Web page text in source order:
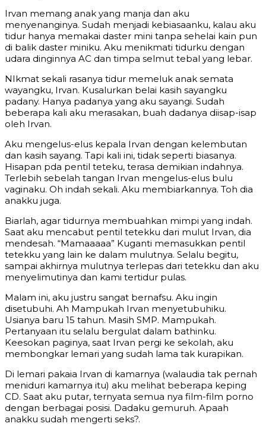
Irvan memang anak yang manja dan aku
menyenanginya. Sudah menjadi kebiasaanku, kalau aku
tidur hanya memakai daster mini tanpa sehelai kain pun
di balik daster miniku. Aku menikmati tidurku dengan
udara dinginnya AC dan timpa selmut tebal yang lebar.
NIkmat sekali rasanya tidur memeluk anak semata
wayangku, Irvan. Kusalurkan belai kasih sayangku
padany. Hanya padanya yang aku sayangi. Sudah
beberapa kali aku merasakan, buah dadanya diisap-isap
oleh Irvan.
Aku mengelus-elus kepala Irvan dengan kelembutan
dan kasih sayang. Tapi kali ini, tidak seperti biasanya.
Hisapan pda pentil teteku, terasa demikian indahnya.
Terlebih sebelah tangan Irvan mengelus-elus bulu
vaginaku. Oh indah sekali. Aku membiarkannya. Toh dia
anakku juga.
Biarlah, agar tidurnya membuahkan mimpi yang indah.
Saat aku mencabut pentil tetekku dari mulut Irvan, dia
mendesah. “Mamaaaaa” Kuganti memasukkan pentil
tetekku yang lain ke dalam mulutnya. Selalu begitu,
sampai akhirnya mulutnya terlepas dari tetekku dan aku
menyelimutinya dan kami tertidur pulas.
Malam ini, aku justru sangat bernafsu. Aku ingin
disetubuhi. Ah Mampukah Irvan menyetubuhiku.
Usianya baru 15 tahun. Masih SMP. Mampukah.
Pertanyaan itu selalu bergulat dalam bathinku.
Keesokan paginya, saat Irvan pergi ke sekolah, aku
membongkar lemari yang sudah lama tak kurapikan.
Di lemari pakaia Irvan di kamarnya (walaudia tak pernah
meniduri kamarnya itu) aku melihat beberapa keping
CD. Saat aku putar, ternyata semua nya film-film porno
dengan berbagai posisi. Dadaku gemuruh. Apaah
anakku sudah mengerti seks?.